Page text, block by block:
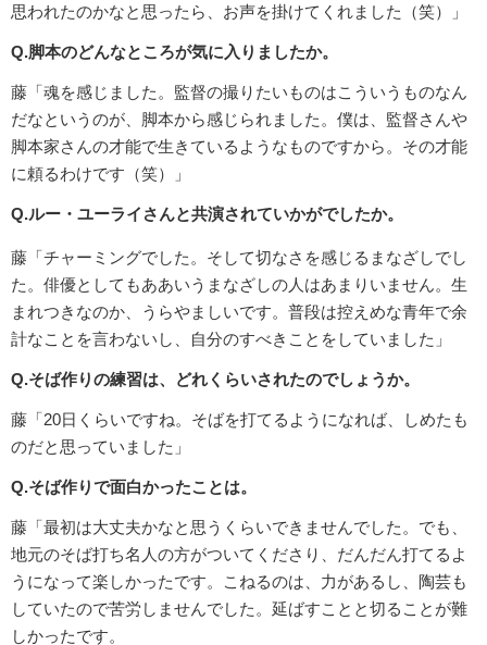
思われたのかなと思ったら、お声を掛けてくれました（笑）」
Q.脚本のどんなところが気に入りましたか。
藤「魂を感じました。監督の撮りたいものはこういうものなん
だなというのが、脚本から感じられました。僕は、監督さんや
脚本家さんの才能で生きているようなものですから。その才能
に頼るわけです（笑）」
Q.ルー・ユーライさんと共演されていかがでしたか。
藤「チャーミングでした。そして切なさを感じるまなざしでし
た。俳優としてもああいうまなざしの人はあまりいません。生
まれつきなのか、うらやましいです。普段は控えめな青年で余
計なことを言わないし、自分のすべきことをしていました」
Q.そば作りの練習は、どれくらいされたのでしょうか。
藤「20日くらいですね。そばを打てるようになれば、しめたも
のだと思っていました」
Q.そば作りで面白かったことは。
藤「最初は大丈夫かなと思うくらいできませんでした。でも、
地元のそば打ち名人の方がついてくださり、だんだん打てるよ
うになって楽しかったです。こねるのは、力があるし、陶芸も
していたので苦労しませんでした。延ばすことと切ることが難
しかったです。